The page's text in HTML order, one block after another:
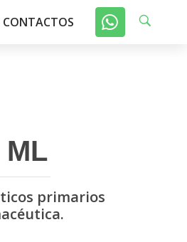
CONTACTOS
ML
primarios